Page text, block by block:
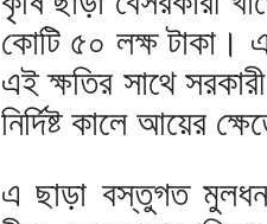
কোটি ৫০ লক্ষ টাকা।
এই ক্ষতির সাথে
নির্দিষ্ট কালে আয়ের
এ ছাড়া বস্তুগত মুলধন